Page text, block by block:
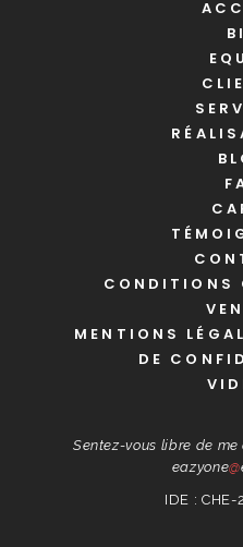
CONDITIONS
MENTIONS
DE
Sentez-vous libre de
eazyone@
IDE : CHE-